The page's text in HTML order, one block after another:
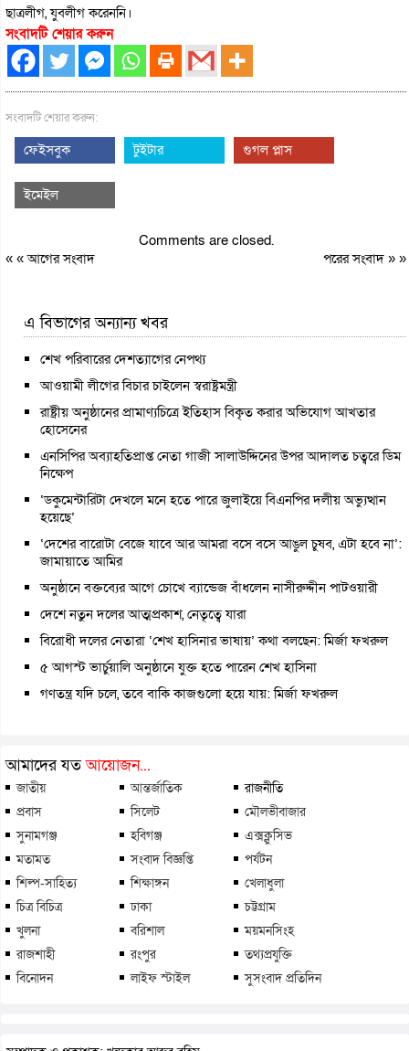
ছাত্রলীগ, যুবলীগ করেননি।
সংবাদটি শেয়ার করুন
সংবাদটি শেয়ার করুন:
ফেইসবুক টুইটার গুগল প্লাস
ইমেইল
Comments are closed.
« «আগের সংবাদ পরের সংবাদ» »
এ বিভাগের অন্যান্য খবর
শেখ পরিবারের দেশত্যাগের নেপথ্য
আওয়ামী লীগের বিচার চাইলেন স্বরাষ্ট্রমন্ত্রী
রাষ্ট্রীয় অনুষ্ঠানের প্রামাণ্যচিত্রে ইতিহাস বিকৃত করার অভিযোগ আখতার
হোসেনের
এনসিপির অব্যাহতিপ্রাপ্ত নেতা গাজী সালাউদ্দিনের উপর আদালত চত্বরে ডিম
নিক্ষেপ
‘ডকুমেন্টারিটা দেখলে মনে হতে পারে জুলাইয়ে বিএনপির দলীয় অভ্যুত্থান
হয়েছে’
‘দেশের বারোটা বেজে যাবে আর আমরা বসে বসে আঙুল চুষব, এটা হবে না’:
জামায়াতে আমির
অনুষ্ঠানে বক্তব্যের আগে চোখে ব্যান্ডেজ বাঁধলেন নাসীরুদ্দীন পাটওয়ারী
দেশে নতুন দলের আত্মপ্রকাশ, নেতৃত্বে যারা
বিরোধী দলের নেতারা ‘শেখ হাসিনার ভাষায়’ কথা বলছেন: মির্জা ফখরুল
৫ আগস্ট ভার্চুয়ালি অনুষ্ঠানে যুক্ত হতে পারেন শেখ হাসিনা
গণতন্ত্র যদি চলে, তবে বাকি কাজগুলো হয়ে যায়: মির্জা ফখরুল
আমাদের যতআয়োজন...
জাতীয় আন্তর্জাতিক
রাজনীতি
প্রবাস
সিলেট
মৌলভীবাজার
সুনামগঞ্জ
হবিগঞ্জ
এক্সক্লুসিভ
মতামত
সংবাদ বিজ্ঞপ্তি
পর্যটন
শিল্প-সাহিত্য
শিক্ষাঙ্গন
খেলাধুলা
চিত্র বিচিত্র
ঢাকা
চট্টগ্রাম
খুলনা
বরিশাল
ময়মনসিংহ
রাজশাহী
রংপুর
তথ্যপ্রযুক্তি
বিনোদন
লাইফ স্টাইল সুসংবাদ প্রতিদিন